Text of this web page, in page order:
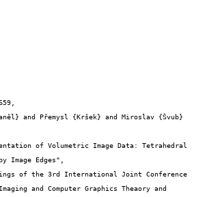
Image Edges",
and Computer Graphics Theaory and